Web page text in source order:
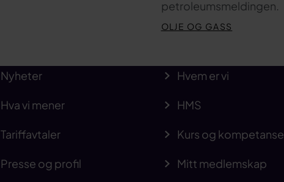
petroleumsmeldingen.
OLJE OG GASS
Nyheter Hvem er vi
Hva vi mener HMS
Tariffavtaler Kurs og kompetanse
Presse og profil Mitt medlemskap